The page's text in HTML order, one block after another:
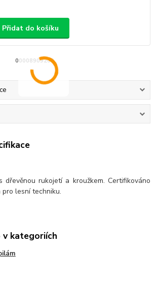
Přidat do košíku
00008909200
dřevěnou rukojetí a kroužkem. Certifikováno
lesní techniku.
v kategoriích